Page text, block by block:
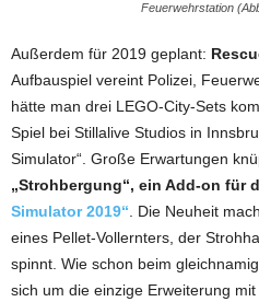
Feuerwehrstation
Außerdem für 2019 geplant:
Aufbauspiel vereint Polizei,
hätte man drei LEGO-City-Sets
Spiel bei Stillalive Studios in
Simulator“. Große Erwartungen
„Strohbergung“, ein Add-on für
Simulator 2019“ . Die Neuheit
eines Pellet-Vollernters, der
spinnt. Wie schon beim
sich um die einzige Erweiterung